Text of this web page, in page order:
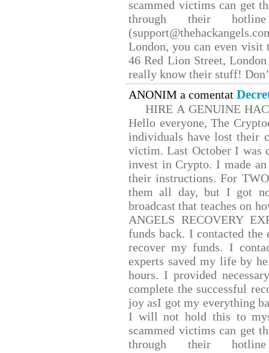
scammed victims can get
through their hotline
London, you can even
46 Red Lion Street,
really know their stuff!
ANONIM a comentat
HIRE A GENUINE
Hello everyone, The
individuals have lost their
victim. Last October I was
invest in Crypto. I made
their instructions. For
them all day, but I got
broadcast that teaches on
ANGELS RECOVERY
funds back. I contacted
recover my funds. I
experts saved my life by
hours. I provided
complete the successful
joy asI got my everything
I will not hold this to
scammed victims can get
through their hotline